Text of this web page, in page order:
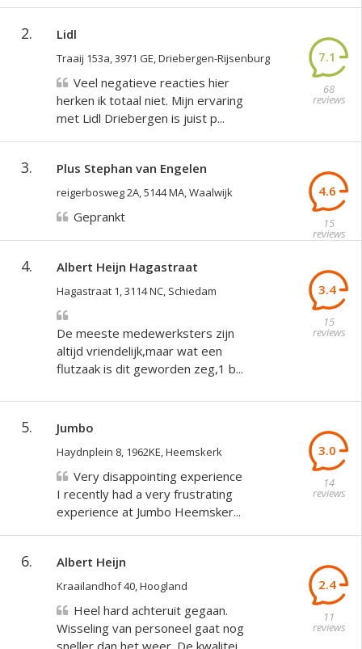
2. Lidl
Traaij 153a, 3971 GE, Driebergen-Rijsenburg 7.1
68
reviews
Veel negatieve reacties hier
herken ik totaal niet. Mijn ervaring
met Lidl Driebergen is juist p...
3. Plus Stephan van Engelen
reigerbosweg 2A, 5144 MA, Waalwijk 4.6
15
reviews
Geprankt
4. Albert Heijn Hagastraat
Hagastraat 1, 3114 NC, Schiedam 3.4
15
reviews
De meeste medewerksters zijn
altijd vriendelijk,maar wat een
flutzaak is dit geworden zeg,1 b...
5. Jumbo
Haydnplein 8, 1962KE, Heemskerk 3.0
14
reviews
Very disappointing experience
I recently had a very frustrating
experience at Jumbo Heemsker...
6. Albert Heijn
Kraailandhof 40, Hoogland 2.4
11
reviews
Heel hard achteruit gegaan.
Wisseling van personeel gaat nog
sneller dan het weer. De kwalitei...